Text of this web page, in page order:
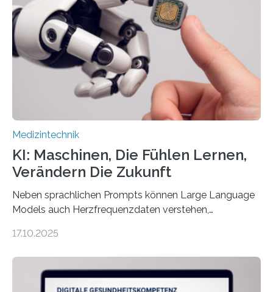
sowie die KI-gestützte Datenauswertung. Das Ziel ist
die Entwicklung eines berührungslosen
Assistenzsystems, das den Zustand der Person
kontinuierlich erfasst, pflegende Personen unterstützt
und in Notfällen selbstständig Alarm schlägt. „Die Idee
Medizintechnik
KI: Maschinen, Die Fühlen Lernen,
Verändern Die Zukunft
Neben sprachlichen Prompts können Large Language
Models auch Herzfrequenzdaten verstehen,
haben Dr. Morris Gellisch, ehemals an der Ruhr-
und Boris Burr von der Ruhr-Universität Bochum in
17.10.2025